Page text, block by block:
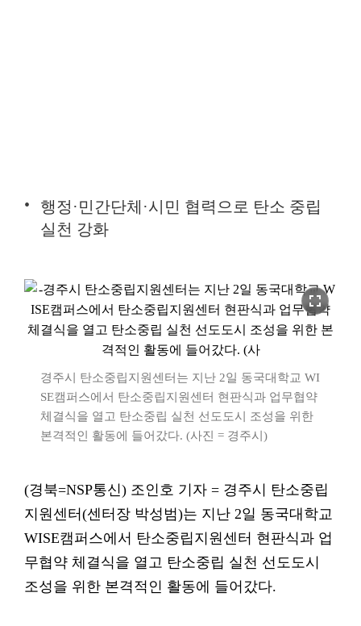
행정·민간단체·시민 협력으로 탄소 중립
실천 강화
fullscreen
경주시 탄소중립지원센터는 지난 2일 동국대학교 WI
SE캠퍼스에서 탄소중립지원센터 현판식과 업무협약
체결식을 열고 탄소중립 실천 선도도시 조성을 위한
본격적인 활동에 들어갔다. (사진 = 경주시)
(경북=NSP통신) 조인호 기자 = 경주시 탄소중립
지원센터(센터장 박성범)는 지난 2일 동국대학교
WISE캠퍼스에서 탄소중립지원센터 현판식과 업
무협약 체결식을 열고 탄소중립 실천 선도도시
조성을 위한 본격적인 활동에 들어갔다.